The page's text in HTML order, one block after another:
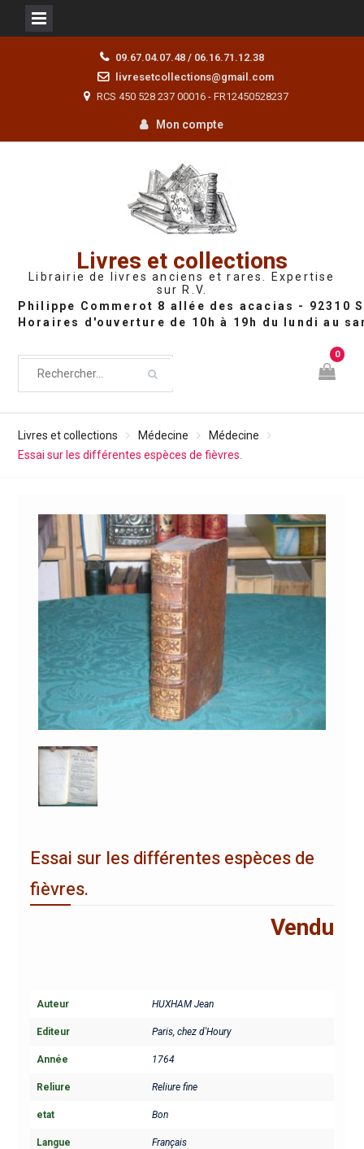
09.67.04.07.48 / 06.16.71.12.38
livresetcollections@gmail.com
RCS 450 528 237 00016 - FR12450528237
Mon compte
Livres et collections
Librairie de livres anciens et rares. Expertise
sur R.V.
0
Livres et collections Médecine
Médecine
Essai sur les différentes espèces de fièvres.
Essai sur les différentes espèces de
fièvres.
Vendu
Auteur HUXHAM Jean
Editeur Paris, chez d'Houry
Année 1764
Reliure Reliure fine
etat Bon
Langue Français